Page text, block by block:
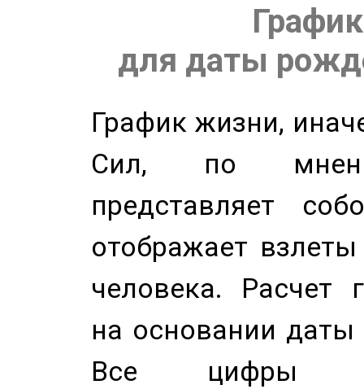
для даты
График жизни,
Сил, по
представляет
отображает
человека. Расчет
на основании
Все цифры